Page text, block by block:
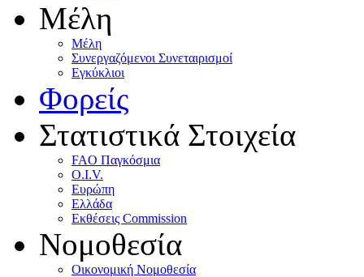
Μέλη
Mέλη
Συνεργαζόμενοι Συνεταιρισμοί
Εγκύκλιοι
Φορείς
Στατιστικά Στοιχεία
FAO Παγκόσμια
O.I.V.
Ευρώπη
Ελλάδα
Eκθέσεις Commission
Νομοθεσία
Οικονομική Νομοθεσία